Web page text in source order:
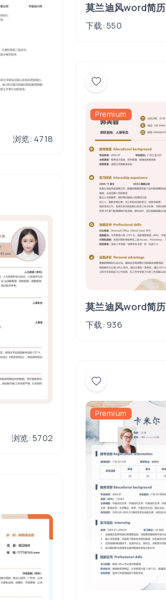
莫兰迪风word简历
下载: 550
浏览: 4718
Premium
莫兰迪风word简历
下载: 936
浏览: 5702
Premium